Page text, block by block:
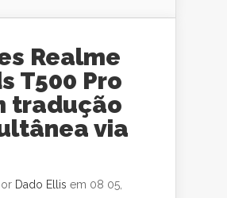
Realme
T500 Pro
tradução
via
Dado Ellis em 08 05,